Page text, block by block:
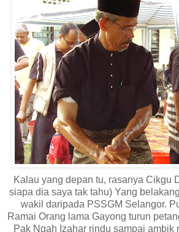
Kalau yang depan tu, rasanya Cikgu
siapa dia saya tak tahu) Yang
wakil daripada PSSGM Selangor.
Ramai Orang lama Gayong turun
Pak Ngah Izahar rindu sampai ambik